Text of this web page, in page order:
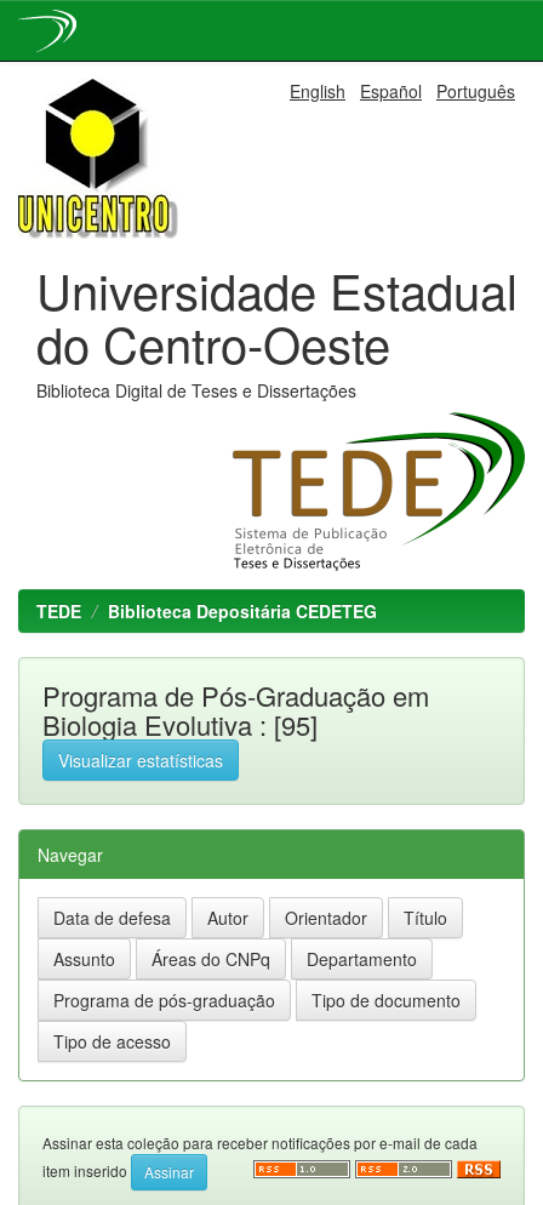
navigation
English Español Português
Universidade Estadual
do Centro-Oeste
Biblioteca Digital de Teses e Dissertações
TEDE Biblioteca Depositária CEDETEG
Programa de Pós-Graduação em
Biologia Evolutiva : [95]
Visualizar estatísticas
Navegar
Assinar esta coleção para receber notificações por e-mail de cada
item inserido